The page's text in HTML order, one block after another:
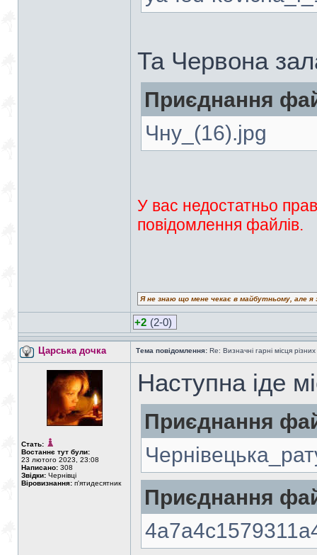
Та Червона
Приєднання
Чну_(16).jpg
У вас недостатньо
повідомлення файлів.
Я не знаю що мене чекає в майбутньому, але
+2 (2-0)
Царська дочка Тема повідомлення: Re: Визначні гарні місця
Стать:
Востаннє тут були:
23 лютого 2023, 23:08
Написано: 308
Звідки: Чернівці
Віровизнання: п'ятидесятник
Наступна іде
Приєднання
Приєднання